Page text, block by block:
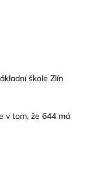
škole Zlín
v tom, že 644 má